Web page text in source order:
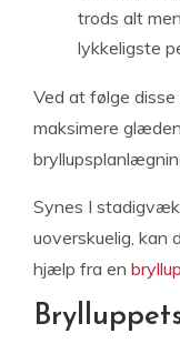
trods alt
lykkeligste
Ved at følge
maksimere
Synes I
uoverskuelig,
hjælp fra en